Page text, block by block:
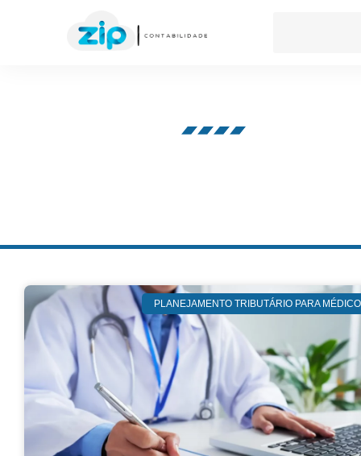
PLANEJAMENTO TRIBUTÁRIO PARA